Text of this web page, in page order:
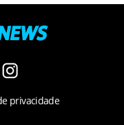
privacidade